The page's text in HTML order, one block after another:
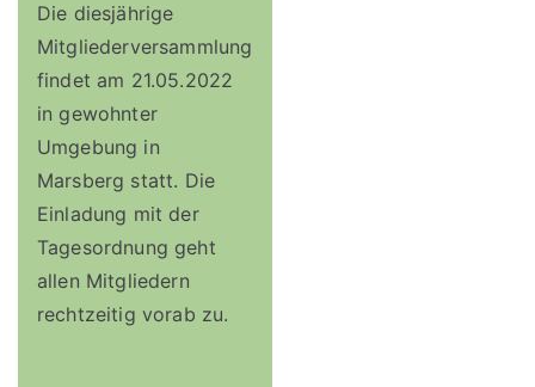
Die diesjährige
Mitgliederversammlung
findet am 21.05.2022
in gewohnter
Umgebung in
Marsberg statt. Die
Einladung mit der
Tagesordnung geht
allen Mitgliedern
rechtzeitig vorab zu.